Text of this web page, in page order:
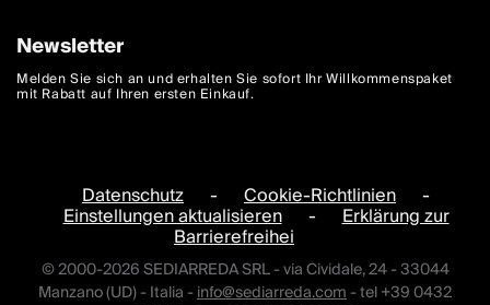
Newsletter
Melden Sie sich an und erhalten Sie sofort Ihr Willkommenspaket
mit Rabatt auf Ihren ersten Einkauf.
Datenschutz - Cookie-Richtlinien -
Einstellungen aktualisieren - Erklärung zur
Barrierefreihei
© 2000-2026 SEDIARREDA SRL - via Cividale, 24 - 33044
Manzano (UD) - Italia -info@sediarreda.com- tel +39 0432